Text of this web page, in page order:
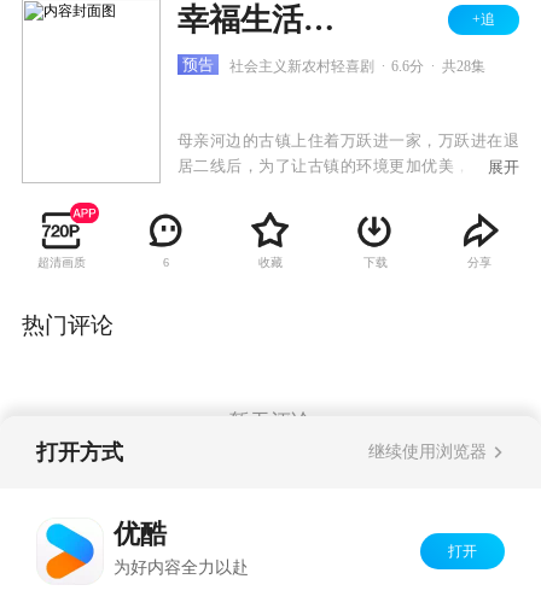
幸福生活万年长 +追
预告 社会主义新农村轻喜剧 6.6分 共28集
母亲河边的古镇上住着万跃进一家，万跃进在退
居二线后，为了让古镇的环境更加优美，承担起
造林工作留给了年轻的书记马彦芳。万跃进勇于
面对各种困难，与书记马彦芳成功完成了县里“植
树造林，清洁垃圾，保护母亲河，建设新农村”的
展开
超清画质 6 收藏 下载 分享
热门评论
暂无评论
打开方式 继续使用浏览器
优酷
为好内容全力以赴
打开